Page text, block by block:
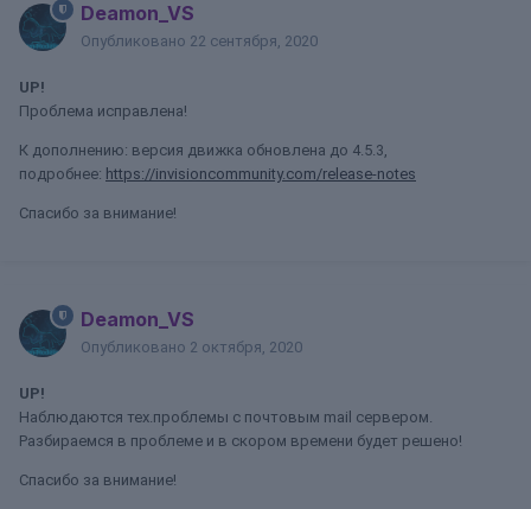
Deamon_VS
Опубликовано 22 сентября, 2020
UP!
Проблема исправлена!
К дополнению: версия движка обновлена до 4.5.3,
подробнее: https://invisioncommunity.com/release-notes
Спасибо за внимание!
Deamon_VS
Опубликовано 2 октября, 2020
UP!
Наблюдаются тех.проблемы с почтовым mail сервером.
Разбираемся в проблеме и в скором времени будет решено!
Спасибо за внимание!